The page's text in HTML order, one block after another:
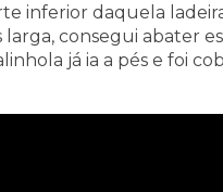
inferior daquela
larga, consegui abater
já ia a pés e foi